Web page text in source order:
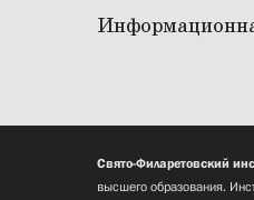
Свято-Филаретовский
высшего образования.